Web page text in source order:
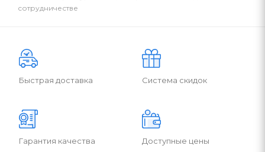
сотрудничестве
Быстрая доставка Система скидок
Гарантия качества Доступные цены